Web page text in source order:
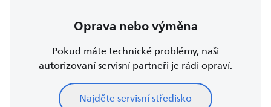
Oprava nebo výměna
Pokud máte technické problémy, naši
autorizovaní servisní partneři je rádi opraví.
Najděte servisní středisko